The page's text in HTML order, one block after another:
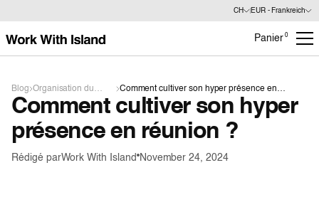
CH EUR - Frankreich
Panier 0
Blog Organisation du
travail
Comment cultiver son hyper présence en
réunion ?
Comment cultiver son hyper
présence en réunion ?
Rédigé parWork With Island November 24, 2024